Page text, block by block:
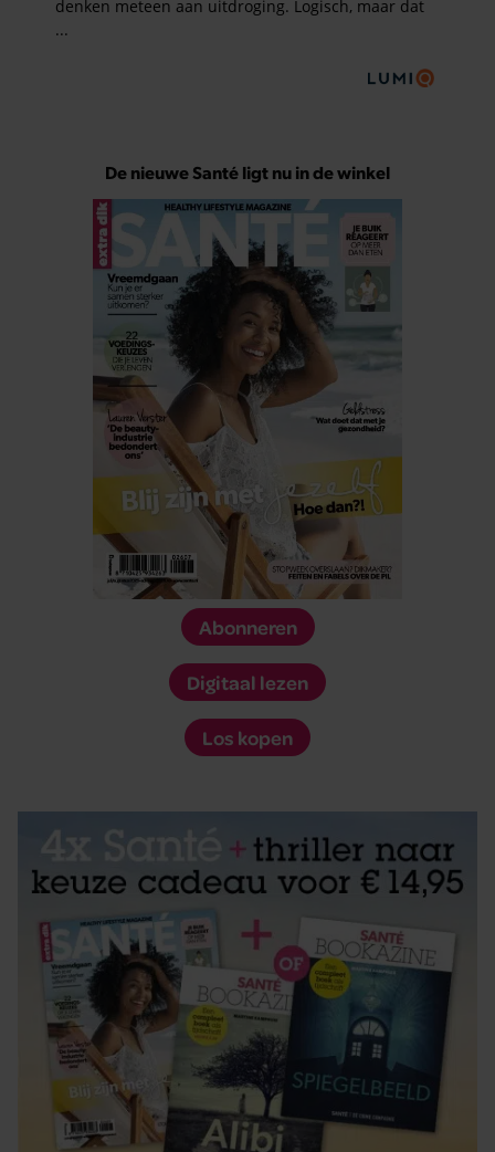
De nieuwe Santé ligt nu in de winkel
Abonneren
Digitaal lezen
Los kopen